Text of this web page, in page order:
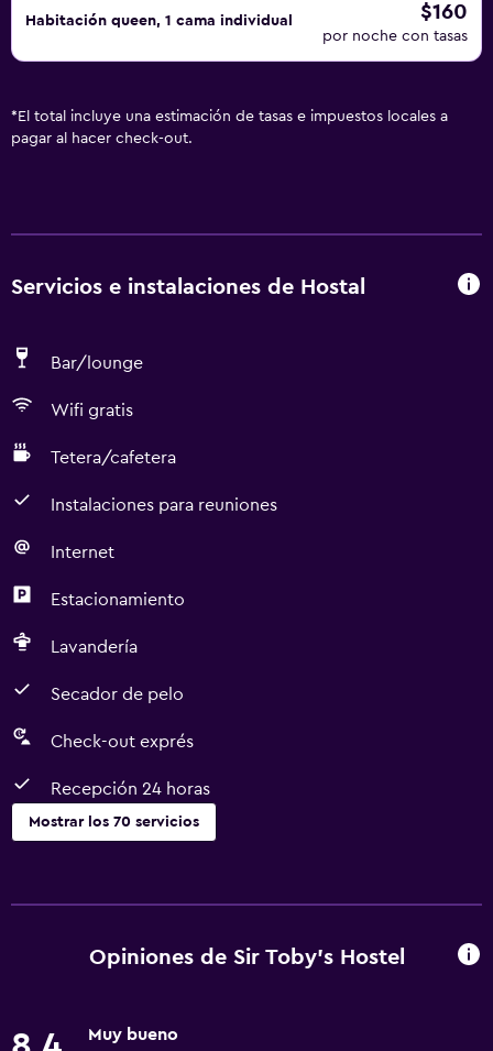
Habitación queen, 1 cama individual $160
por noche con tasas
* El total incluye una estimación de tasas e impuestos locales a
pagar al hacer check-out.
Servicios e instalaciones de Hostal
Bar/lounge
Wifi gratis
Tetera/cafetera
Instalaciones para reuniones
Internet
Estacionamiento
Lavandería
Secador de pelo
Check-out exprés
Recepción 24 horas
Mostrar los 70 servicios
Wifi gratis
Opiniones de Sir Toby's Hostel
Muy bueno